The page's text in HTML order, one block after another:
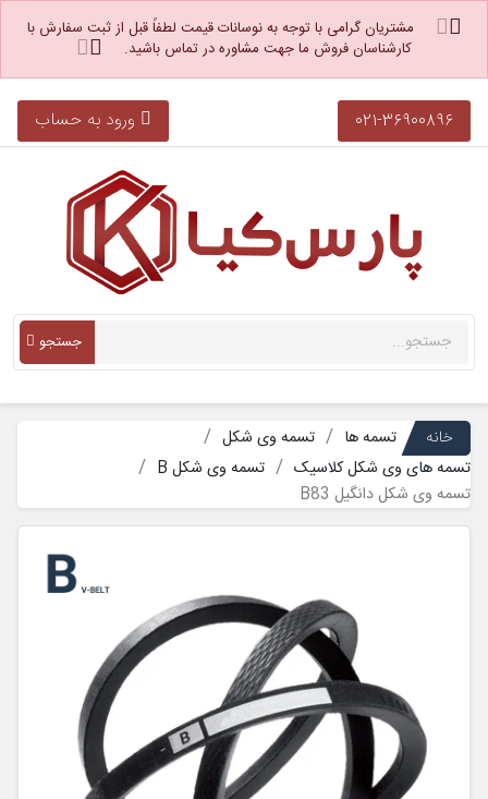
مشتریان گرامی با توجه به نوسانات قیمت لطفاً قبل از ثبت سفارش با
کارشناسان فروش ما جهت مشاوره در تماس باشید.
021-36900896 ورود به حساب
جستجو
خانه تسمه ها
تسمه وی شکل
تسمه های وی شکل کلاسیک
تسمه وی شکل B
تسمه وی شکل دانگیل B83